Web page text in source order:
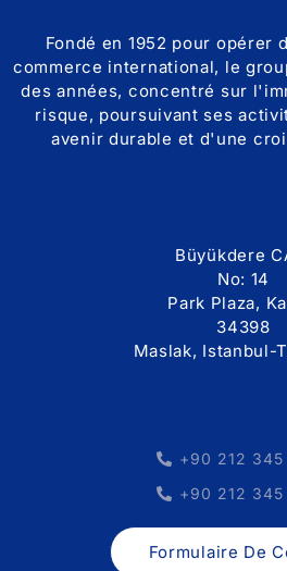
Fondé en 1952 pour opérer
commerce international, le
des années, concentré sur
risque, poursuivant ses
avenir durable et d'une
Büyükdere
No: 14
Park Plaza,
34398
Maslak, Istanbul-
+90 212 345
+90 212 345
Formulaire De